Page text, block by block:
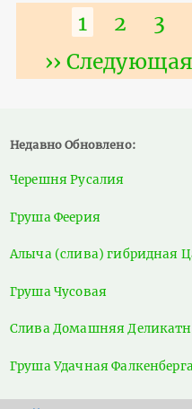
Нумерация
страницТекущая
страница
1 2 3
Следующая
›› Следующая
Недавно Обновлено:
Черешня Русалия
Груша Феерия
Алыча (слива) гибридная
Груша Чусовая
Слива Домашняя
Груша Удачная